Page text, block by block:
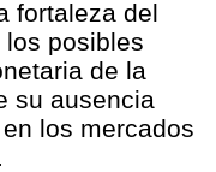
fortaleza del
posibles
de la
su ausencia
los mercados